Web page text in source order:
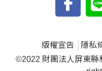
版權宣告 隱私
©2022 財團法人屏東縣